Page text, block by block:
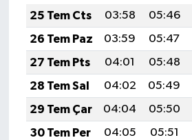
25 Tem Cts
03:58 05:46
26 Tem Paz
03:59 05:47
27 Tem Pts
04:01 05:48
28 Tem Sal
04:02 05:49
29 Tem Çar
04:04 05:50
30 Tem Per
04:05 05:51